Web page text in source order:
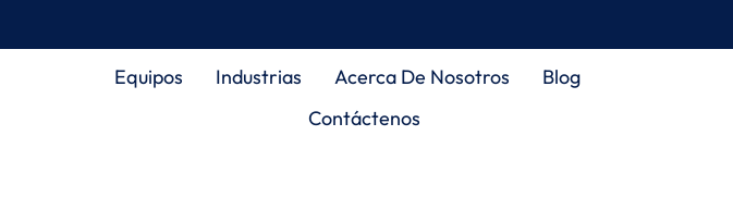
Equipos Industrias Acerca De Nosotros
Blog
Contáctenos